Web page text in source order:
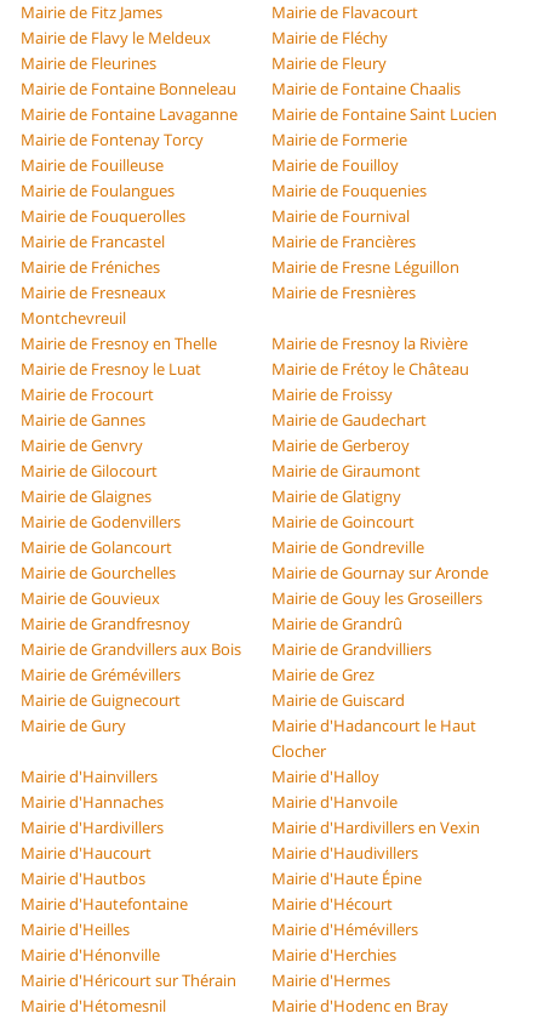
Mairie de Fitz James
Mairie de Flavacourt
Mairie de Flavy le Meldeux
Mairie de Fléchy
Mairie de Fleurines
Mairie de Fleury
Mairie de Fontaine Bonneleau
Mairie de Fontaine Chaalis
Mairie de Fontaine Lavaganne
Mairie de Fontaine Saint Lucien
Mairie de Fontenay Torcy
Mairie de Formerie
Mairie de Fouilleuse
Mairie de Fouilloy
Mairie de Foulangues
Mairie de Fouquenies
Mairie de Fouquerolles
Mairie de Fournival
Mairie de Francastel
Mairie de Francières
Mairie de Fréniches
Mairie de Fresne Léguillon
Mairie de Fresneaux
Montchevreuil
Mairie de Fresnières
Mairie de Fresnoy en Thelle
Mairie de Fresnoy la Rivière
Mairie de Fresnoy le Luat
Mairie de Frétoy le Château
Mairie de Frocourt
Mairie de Froissy
Mairie de Gannes
Mairie de Gaudechart
Mairie de Genvry
Mairie de Gerberoy
Mairie de Gilocourt
Mairie de Giraumont
Mairie de Glaignes
Mairie de Glatigny
Mairie de Godenvillers
Mairie de Goincourt
Mairie de Golancourt
Mairie de Gondreville
Mairie de Gourchelles
Mairie de Gournay sur Aronde
Mairie de Gouvieux
Mairie de Gouy les Groseillers
Mairie de Grandfresnoy
Mairie de Grandrû
Mairie de Grandvillers aux Bois
Mairie de Grandvilliers
Mairie de Grémévillers
Mairie de Grez
Mairie de Guignecourt
Mairie de Guiscard
Mairie de Gury
Mairie d'Hadancourt le Haut
Clocher
Mairie d'Hainvillers
Mairie d'Halloy
Mairie d'Hannaches
Mairie d'Hanvoile
Mairie d'Hardivillers
Mairie d'Hardivillers en Vexin
Mairie d'Haucourt
Mairie d'Haudivillers
Mairie d'Hautbos
Mairie d'Haute Épine
Mairie d'Hautefontaine
Mairie d'Hécourt
Mairie d'Heilles
Mairie d'Hémévillers
Mairie d'Hénonville
Mairie d'Herchies
Mairie d'Héricourt sur Thérain
Mairie d'Hermes
Mairie d'Hétomesnil
Mairie d'Hodenc en Bray